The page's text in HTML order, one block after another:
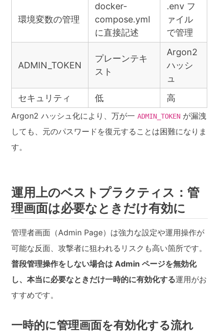
環境変数の管理
docker-
compose.yml
に直接記述
.env フ
ァイル
で管理
ADMIN_TOKEN
プレーンテキ
スト
Argon2
ハッシ
ュ
セキュリティ
低 高
Argon2 ハッシュ化により、万が一ADMIN_TOKEN が漏洩
しても、元のパスワードを復元することは困難になりま
す。
運用上のベストプラクティス：管
理画面は必要なときだけ有効に
管理者画面（Admin Page）は強力な設定や運用操作が
可能な反面、攻撃者に狙われるリスクも高い箇所です。
普段管理操作をしない場合は Admin ページを無効化
し、本当に必要なときだけ一時的に有効化する運用がお
すすめです。
一時的に管理画面を有効化する流れ